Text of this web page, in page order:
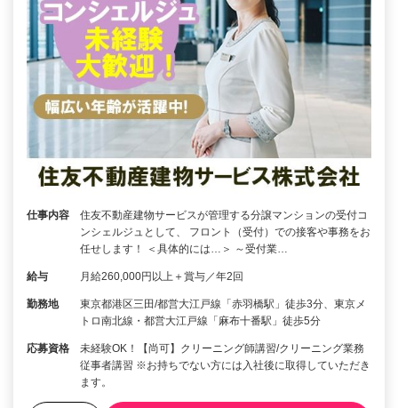
仕事内容
住友不動産建物サービスが管理する分譲マンションの受付コ
ンシェルジュとして、 フロント（受付）での接客や事務をお
任せします！ ＜具体的には…＞ ～受付業…
給与 月給260,000円以上＋賞与／年2回
勤務地
東京都港区三田/都営大江戸線「赤羽橋駅」徒歩3分、東京メ
トロ南北線・都営大江戸線「麻布十番駅」徒歩5分
応募資格
未経験OK！【尚可】クリーニング師講習/クリーニング業務
従事者講習 ※お持ちでない方には入社後に取得していただき
ます。